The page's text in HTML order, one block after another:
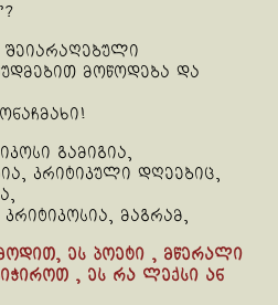
შეიარაღებული
მოწოდება და
გამიგია,
კრიტიკული დღეებიც,
მაგრამ,
ეს პოეტი , მწერალი
, ეს რა ლექსი ან